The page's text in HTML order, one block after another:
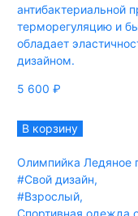
антибактериальной
терморегуляцию и
обладает
дизайном.
5 600 ₽
В корзину
Олимпийка Ледяное
#Свой дизайн,
#Взрослый,
Спортивная одежда